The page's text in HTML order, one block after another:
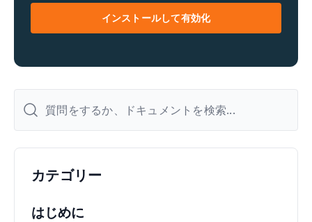
*
インストールして有効化
カテゴリー
はじめに